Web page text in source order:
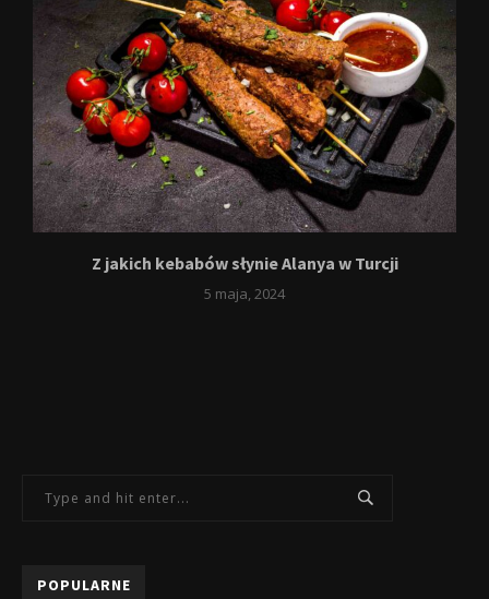
Z jakich kebabów słynie Alanya w Turcji
5 maja, 2024
POPULARNE